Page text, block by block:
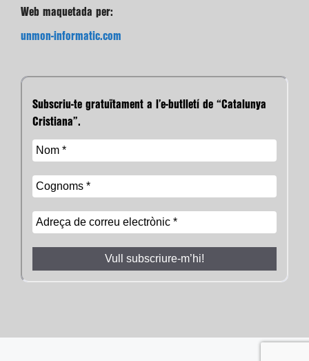
Web maquetada per:
unmon-informatic.com
Subscriu-te gratuïtament a l’e-butlletí de “Catalunya
Cristiana”.